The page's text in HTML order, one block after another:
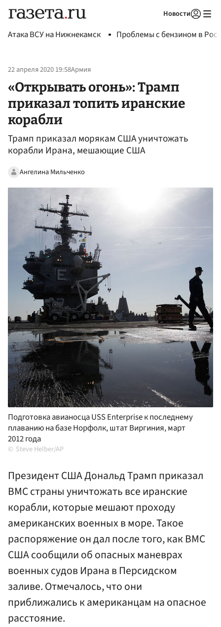
Новости
Атака ВСУ на Нижнекамск Проблемы с бензином в
22 апреля 2020 19:58Армия
«Открывать огонь»: Трамп
приказал топить иранские
корабли
Трамп приказал морякам США уничтожать
корабли Ирана, мешающие США
Ангелина Мильченко
Подготовка авианосца USS Enterprise к последнему
плаванию на базе Норфолк, штат Виргиния, март
2012 года
Steve Helber/AP
Президент США Дональд Трамп приказал
ВМС страны уничтожать все иранские
корабли, которые мешают проходу
американских военных в море. Такое
распоряжение он дал после того, как ВМС
США сообщили об опасных маневрах
военных судов Ирана в Персидском
заливе. Отмечалось, что они
приближались к американцам на опасное
расстояние.